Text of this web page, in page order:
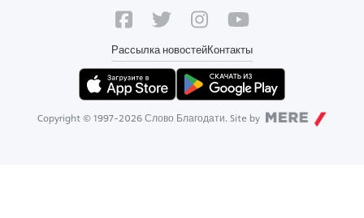
Рассылка новостейКонтакты
Copyright © 1997-2026 Слово Благодати. Site by